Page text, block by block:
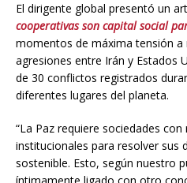
El dirigente global presentó un
cooperativas son capital social
momentos de máxima tensión a
agresiones entre Irán y Estados
de 30 conflictos registrados
diferentes lugares del planeta.
“La Paz requiere sociedades
institucionales para resolver sus
sostenible. Esto, según nuestro